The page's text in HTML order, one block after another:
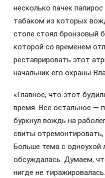
несколько пачек
табаком из которых
столе стоял бронзовый
которой со временем
реставрировать этот
начальник его охраны
«Главное, что этот
время. Всё остальное —
буркнул вождь на
свиты
Больше тема с одноухой
обсуждалась. Думаем,
нигде не тиражировалась.